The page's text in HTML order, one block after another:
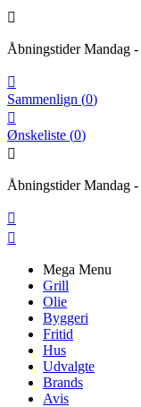

Åbningstider Mandag

Sammenlign (0)

Ønskeliste (0)

Åbningstider Mandag


Mega Menu
Grill
Olie
Byggeri
Fritid
Hus
Udvalgte
Brands
Avis